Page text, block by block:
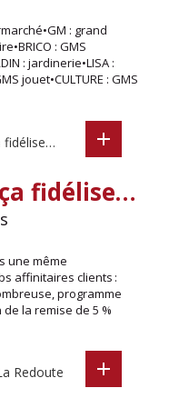
: grand
: GMS
: jardinerie•LISA :
jouet•CULTURE : GMS
fidélise…
une même
affinitaires clients :
programme
la remise de 5 %